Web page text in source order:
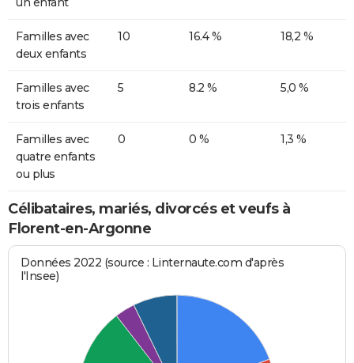
Familles avec
deux enfants
10 16.4 % 18,2 %
Familles avec
trois enfants
5 8.2 % 5,0 %
Familles avec
quatre enfants
ou plus
0 0 % 1,3 %
Célibataires, mariés, divorcés et veufs à
Florent-en-Argonne
Données 2022 (source : Linternaute.com d'après
l'Insee)